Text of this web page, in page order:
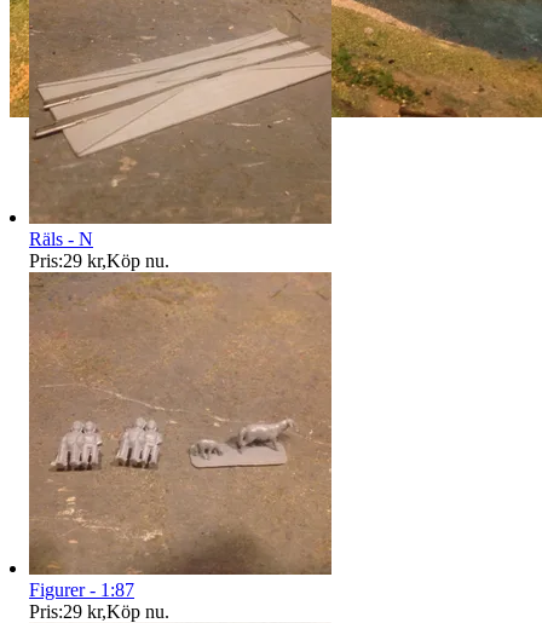
Räls - N
Pris:29 kr,Köp nu.
Figurer - 1:87
Pris:29 kr,Köp nu.